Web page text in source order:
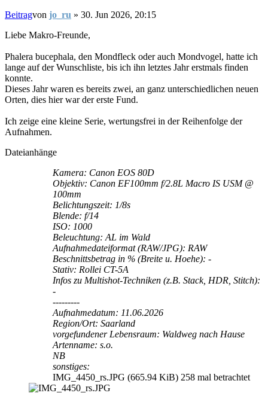
Beitragvon jo_ru » 30. Jun 2026, 20:15
Liebe Makro-Freunde,
Phalera bucephala, den Mondfleck oder auch Mondvogel, hatte ich
lange auf der Wunschliste, bis ich ihn letztes Jahr erstmals finden
konnte.
Dieses Jahr waren es bereits zwei, an ganz unterschiedlichen neuen
Orten, dies hier war der erste Fund.
Ich zeige eine kleine Serie, wertungsfrei in der Reihenfolge der
Aufnahmen.
Dateianhänge
Kamera: Canon EOS 80D
Objektiv: Canon EF100mm f/2.8L Macro IS USM @
100mm
Belichtungszeit: 1/8s
Blende: f/14
ISO: 1000
Beleuchtung: AL im Wald
Aufnahmedateiformat (RAW/JPG): RAW
Beschnittsbetrag in % (Breite u. Hoehe): -
Stativ: Rollei CT-5A
Infos zu Multishot-Techniken (z.B. Stack, HDR, Stitch):
-
---------
Aufnahmedatum: 11.06.2026
Region/Ort: Saarland
vorgefundener Lebensraum: Waldweg nach Hause
Artenname: s.o.
NB
sonstiges:
IMG_4450_rs.JPG (665.94 KiB) 258 mal betrachtet